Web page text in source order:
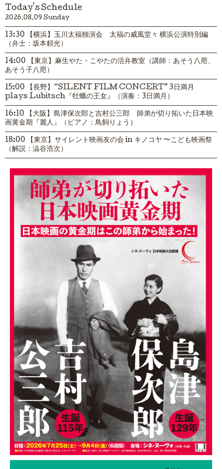
Today's Schedule
2026.08.09 Sunday
13:30 【横浜】玉川太福独演会 太福の威風堂々 横浜公演特別編
（弁士：坂本頼光）
14:00 【東京】麻生やた・こやたの活弁教室（講師：あそう八咫、
あそう子八咫）
15:00 【長野】“SILENT FILM CONCERT” 3日満月
plays Lubitsch『牡蠣の王女』（演奏：3日満月）
16:10 【大阪】島津保次郎と吉村公三郎 師弟が切り拓いた日本映
画黄金期『麗人』（ピアノ：鳥飼りょう）
18:00 【東京】サイレント映画友の会 in キノコヤ 〜こども映画祭
（解説：澁谷浩次）